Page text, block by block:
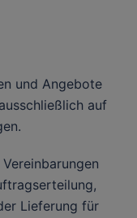
und Angebote
auf
Lieferung für